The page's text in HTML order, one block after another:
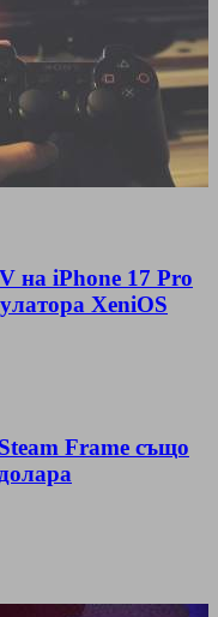
на iPhone 17 Pro
XeniOS
Frame също